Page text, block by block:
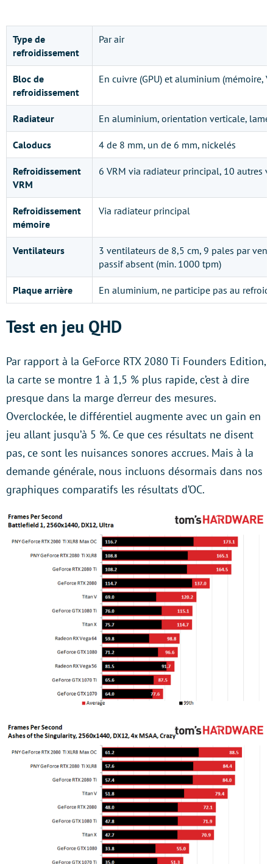
Type de
refroidissement
Par air
Bloc de
refroidissement
En cuivre (GPU) et aluminium (mémoire,
Radiateur En aluminium, orientation verticale,
Caloducs 4 de 8 mm, un de 6 mm, nickelés
Refroidissement
VRM
6 VRM via radiateur principal, 10 autres
Refroidissement
mémoire
Via radiateur principal
Ventilateurs
3 ventilateurs de 8,5 cm, 9 pales par
passif absent (min. 1000 tpm)
Plaque arrière En aluminium, ne participe pas au
Test en jeu QHD
Par rapport à la GeForce RTX 2080 Ti Founders Edition,
la carte se montre 1 à 1,5 % plus rapide, c’est à dire
presque dans la marge d’erreur des mesures.
Overclockée, le différentiel augmente avec un gain en
jeu allant jusqu’à 5 %. Ce que ces résultats ne disent
pas, ce sont les nuisances sonores accrues. Mais à la
demande générale, nous incluons désormais dans nos
graphiques comparatifs les résultats d’OC.